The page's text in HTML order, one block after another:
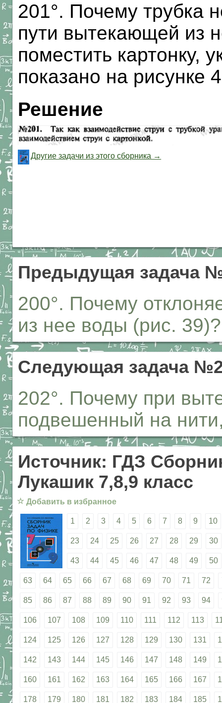
201°. Почему трубка
пути вытекающей из
поместить картонку,
показано на рисунке
Решение
Другие задачи из этого сборника →
Предыдущая задача
200°. Почему
из нее воды (рис. 39)?
Следующая задача
202°. Почему при
подвешенный на
Источник: ГДЗ
Лукашик 7,8,9 класс
☆ Добавить в избранное
1 2 3 4 5 6 7 8 9 10
23 24 25 26 27 28 29 30
43 44 45 46 47 48 49 50
63 64 65 66 67 68 69 70 71 72
85 86 87 88 89 90 91 92 93 94
106 107 108 109 110 111 112 113
124 125 126 127 128 129 130 131
142 143 144 145 146 147 148 149
160 161 162 163 164 165 166 167
178 179 180 181 182 183 184 185